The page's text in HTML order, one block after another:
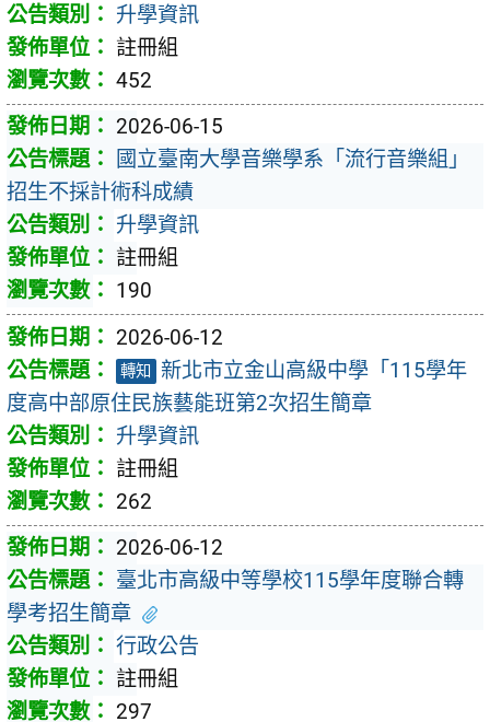
升學資訊
註冊組
452
2026-06-15
國立臺南大學音樂學系「流行音樂組」
招生不採計術科成績
升學資訊
註冊組
190
2026-06-12
轉知
新北市立金山高級中學「115學年
度高中部原住民族藝能班第2次招生簡章
升學資訊
註冊組
262
2026-06-12
臺北市高級中等學校115學年度聯合轉
學考招生簡章
行政公告
註冊組
297